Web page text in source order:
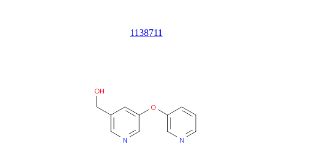
1138711